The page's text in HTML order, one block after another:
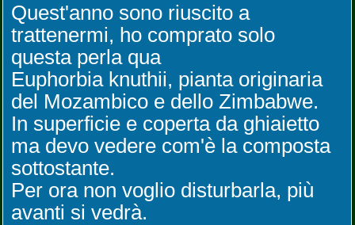
Quest'anno sono riuscito a
trattenermi, ho comprato solo
questa perla qua
Euphorbia knuthii, pianta originaria
del Mozambico e dello Zimbabwe.
In superficie e coperta da ghiaietto
ma devo vedere com'è la composta
sottostante.
Per ora non voglio disturbarla, più
avanti si vedrà.